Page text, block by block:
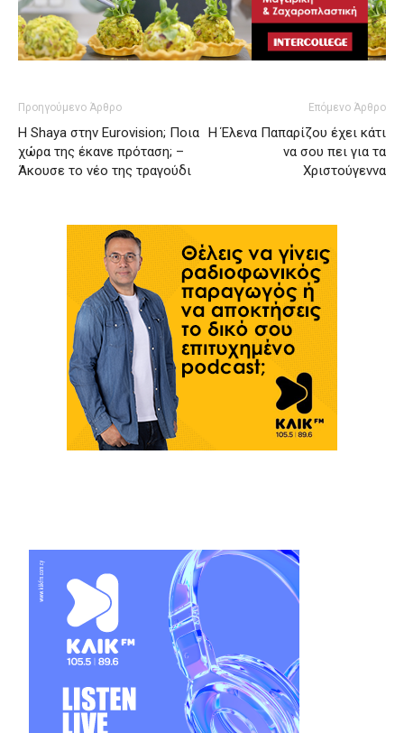
Προηγούμενο Άρθρο
Η Shaya στην Eurovision; Ποια
χώρα της έκανε πρόταση; –
Άκουσε το νέο της τραγούδι
Επόμενο Άρθρο
Η Έλενα Παπαρίζου έχει κάτι
να σου πει για τα
Χριστούγεννα